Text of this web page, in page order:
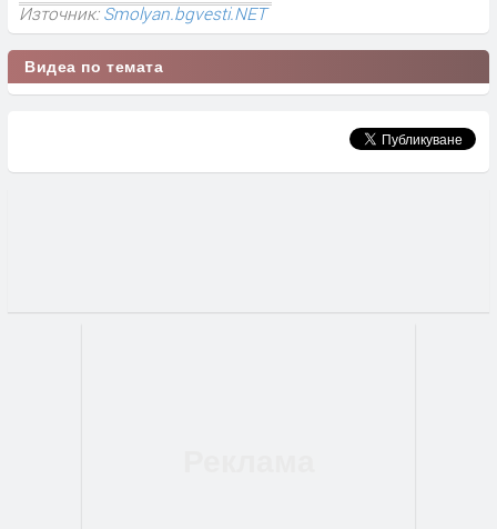
Източник:Smolyan.bgvesti.NET
Видеа по темата